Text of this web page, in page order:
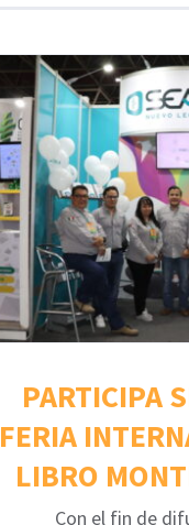
PARTICIPA
FERIA
LIBRO
Con el fin de